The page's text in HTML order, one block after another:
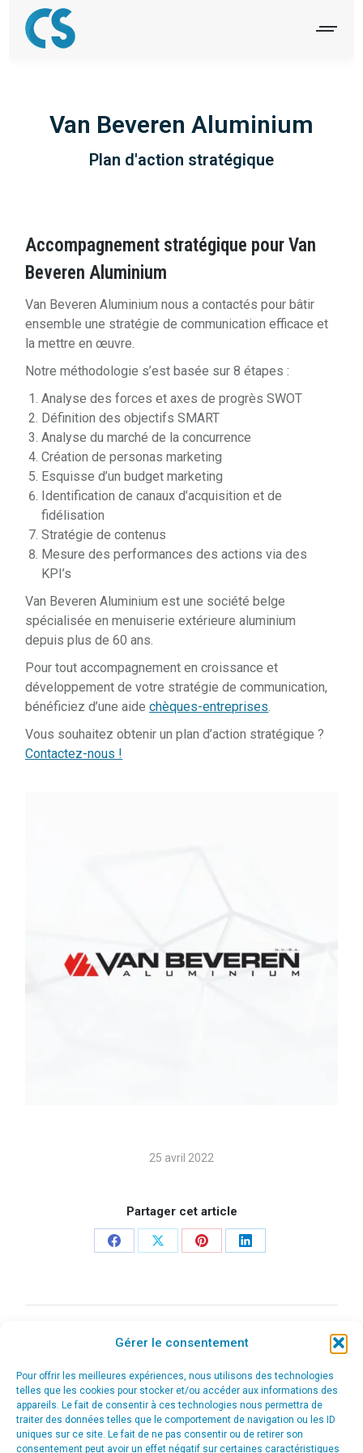
Gérer le consentement
Pour offrir les meilleures expériences, nous utilisons des technologies
telles que les cookies pour stocker et/ou accéder aux informations des
appareils. Le fait de consentir à ces technologies nous permettra de
traiter des données telles que le comportement de navigation ou les ID
uniques sur ce site. Le fait de ne pas consentir ou de retirer son
consentement peut avoir un effet négatif sur certaines caractéristiques
Van Beveren Aluminium
Plan d'action stratégique
Accompagnement stratégique pour Van
Beveren Aluminium
Van Beveren Aluminium nous a contactés pour bâtir
ensemble une stratégie de communication efficace et
la mettre en œuvre.
Notre méthodologie s’est basée sur 8 étapes :
Analyse des forces et axes de progrès SWOT
Définition des objectifs SMART
Analyse du marché de la concurrence
Création de personas marketing
Esquisse d’un budget marketing
Identification de canaux d’acquisition et de
fidélisation
Stratégie de contenus
Mesure des performances des actions via des
KPI’s
Van Beveren Aluminium est une société belge
spécialisée en menuiserie extérieure aluminium
depuis plus de 60 ans.
Pour tout accompagnement en croissance et
développement de votre stratégie de communication,
bénéficiez d’une aidechèques-entreprises.
Vous souhaitez obtenir un plan d’action stratégique ?
Contactez-nous !
25 avril 2022
Partager cet article
Share
Share
Share
Share
commentaire
précédent
ABEX – Accompagnement stratégique et
Community management
ONGLET SUIVANT
Red System – Accompagnement